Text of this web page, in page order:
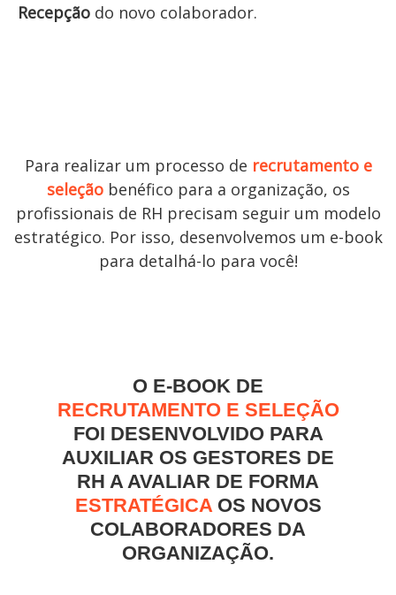
Recepção do novo colaborador.
Para realizar um processo de recrutamento e
seleção benéfico para a organização, os
profissionais de RH precisam seguir um modelo
estratégico. Por isso, desenvolvemos um e-book
para detalhá-lo para você!
O E-BOOK DE
RECRUTAMENTO E SELEÇÃO
FOI DESENVOLVIDO PARA
AUXILIAR OS GESTORES DE
RH A AVALIAR DE FORMA
ESTRATÉGICA OS NOVOS
COLABORADORES DA
ORGANIZAÇÃO.